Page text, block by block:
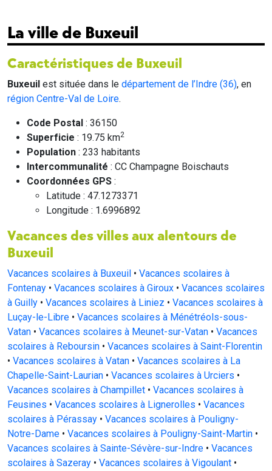
La ville de Buxeuil
Caractéristiques de Buxeuil
Buxeuil est située dans le département de l’Indre (36), en
région Centre-Val de Loire.
Code Postal : 36150
Superficie : 19.75 km2
Population : 233 habitants
Intercommunalité : CC Champagne Boischauts
Coordonnées GPS :
Latitude : 47.1273371
Longitude : 1.6996892
Vacances des villes aux alentours de
Buxeuil
Vacances scolaires à Buxeuil • Vacances scolaires à
Fontenay • Vacances scolaires à Giroux • Vacances scolaires
à Guilly • Vacances scolaires à Liniez • Vacances scolaires à
Luçay-le-Libre • Vacances scolaires à Ménétréols-sous-
Vatan • Vacances scolaires à Meunet-sur-Vatan • Vacances
scolaires à Reboursin • Vacances scolaires à Saint-Florentin
• Vacances scolaires à Vatan • Vacances scolaires à La
Chapelle-Saint-Laurian • Vacances scolaires à Urciers •
Vacances scolaires à Champillet • Vacances scolaires à
Feusines • Vacances scolaires à Lignerolles • Vacances
scolaires à Pérassay • Vacances scolaires à Pouligny-
Notre-Dame • Vacances scolaires à Pouligny-Saint-Martin •
Vacances scolaires à Sainte-Sévère-sur-Indre • Vacances
scolaires à Sazeray • Vacances scolaires à Vigoulant •